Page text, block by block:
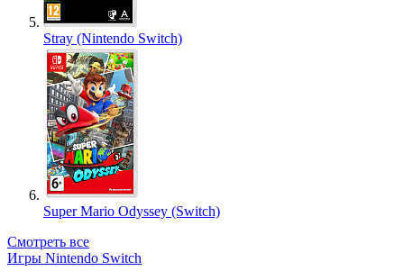
Stray (Nintendo Switch)
Super Mario Odyssey (Switch)
Смотреть все
Игры Nintendo Switch